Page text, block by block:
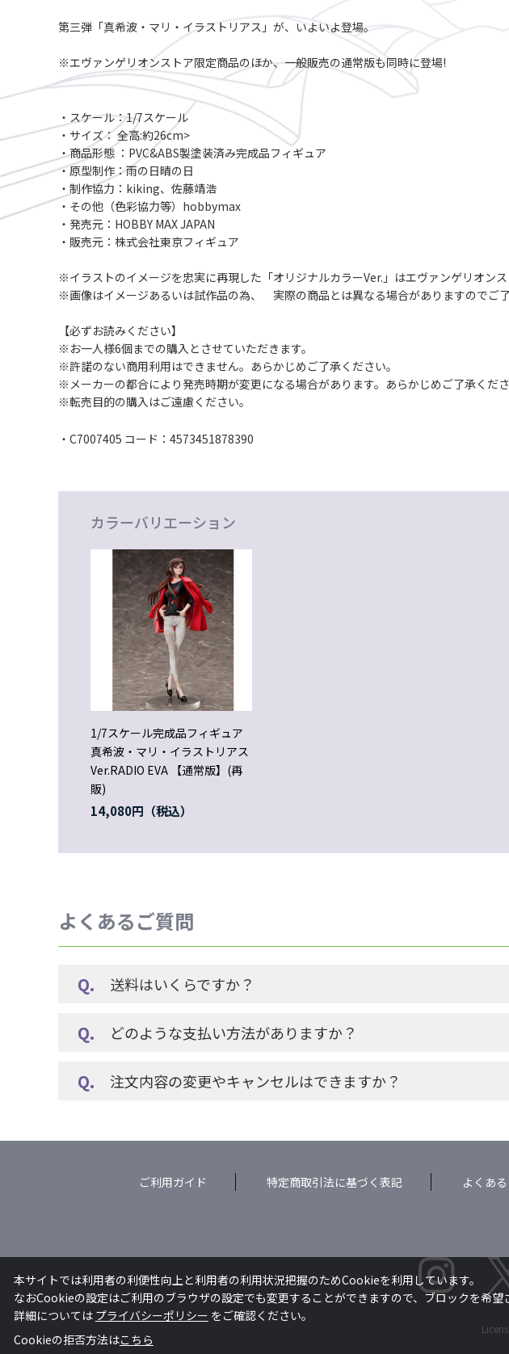
第三弾「真希波・マリ・イラストリアス」が、いよいよ登場。
※エヴァンゲリオンストア限定商品のほか、一般販売の通常版も同時に登場!
・スケール：1/7スケール
・サイズ： 全高:約26cm>
・商品形態 ：PVC&ABS製塗装済み完成品フィギュア
・原型制作：雨の日晴の日
・制作協力：kiking、佐藤靖浩
・その他（色彩協力等）hobbymax
・発売元：HOBBY MAX JAPAN
・販売元：株式会社東京フィギュア
※イラストのイメージを忠実に再現した「オリジナルカラーVer.」はエヴァンゲリオンス
※画像はイメージあるいは試作品の為、 実際の商品とは異なる場合がありますのでご了
【必ずお読みください】
※お一人様6個までの購入とさせていただきます。
※許諾のない商用利用はできません。あらかじめご了承ください。
※メーカーの都合により発売時期が変更になる場合があります。あらかじめご了承くださ
※転売目的の購入はご遠慮ください。
・C7007405 コード：4573451878390
カラーバリエーション
1/7スケール完成品フィギュア
真希波・マリ・イラストリアス
Ver.RADIO EVA 【通常版】(再
販)
14,080円
よくあるご質問
送料はいくらですか？
どのような支払い方法がありますか？
注文内容の変更やキャンセルはできますか？
ご利用ガイド 特定商取引法に基づく表記 よくあ
本サイトでは利用者の利便性向上と利用者の利用状況把握のためCookieを利用しています。
なおCookieの設定はご利用のブラウザの設定でも変更することができますので、ブロックを希望
詳細については プライバシーポリシー をご確認ください。
Cookieの拒否方法はこちら